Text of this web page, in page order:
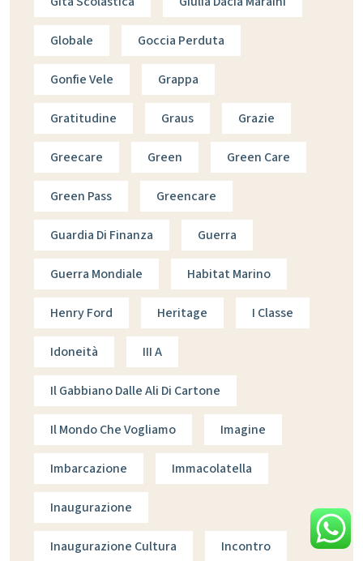
Globale Goccia Perduta
Gonfie Vele Grappa
Gratitudine Graus Grazie
Greecare Green Green Care
Green Pass Greencare
Guardia Di Finanza Guerra
Guerra Mondiale Habitat Marino
Henry Ford Heritage I Classe
Idoneità III A
Il Gabbiano Dalle Ali Di Cartone
Il Mondo Che Vogliamo Imagine
Imbarcazione Immacolatella
Inaugurazione
Inaugurazione Cultura Incontro